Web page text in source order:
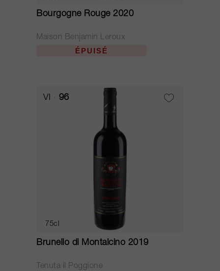
Bourgogne Rouge 2020
Maison Benjamin Leroux
ÉPUISÉ
VI 96
75cl
Brunello di Montalcino 2019
Tenuta il Poggione